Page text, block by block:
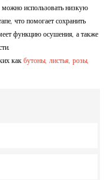
можно использовать низкую
что помогает сохранить
функцию осушения, а также
как бутоны, листья, розы,